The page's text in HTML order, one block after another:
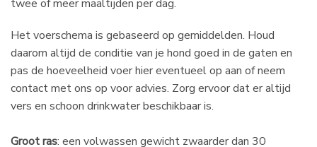
twee of meer maaltijden per dag.
Het voerschema is gebaseerd op gemiddelden. Houd
daarom altijd de conditie van je hond goed in de gaten en
pas de hoeveelheid voer hier eventueel op aan of neem
contact met ons op voor advies. Zorg ervoor dat er altijd
vers en schoon drinkwater beschikbaar is.
Groot ras: een volwassen gewicht zwaarder dan 30